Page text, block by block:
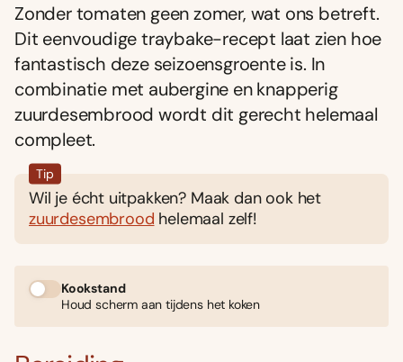
Zonder tomaten geen zomer, wat ons betreft.
Dit eenvoudige traybake-recept laat zien hoe
fantastisch deze seizoensgroente is. In
combinatie met aubergine en knapperig
zuurdesembrood wordt dit gerecht helemaal
compleet.
Tip
Wil je écht uitpakken? Maak dan ook het
zuurdesembrood helemaal zelf!
Kookstand
Houd scherm aan tijdens het koken